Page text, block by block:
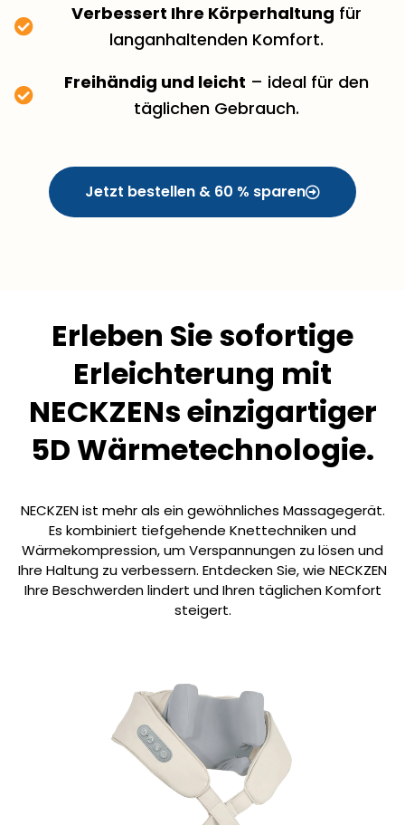
Verbessert Ihre Körperhaltung für
langanhaltenden Komfort.
Freihändig und leicht – ideal für den
täglichen Gebrauch.
Jetzt bestellen & 60 % sparen
Erleben Sie sofortige
Erleichterung mit
NECKZENs einzigartiger
5D Wärmetechnologie.
NECKZEN ist mehr als ein gewöhnliches Massagegerät.
Es kombiniert tiefgehende Knettechniken und
Wärmekompression, um Verspannungen zu lösen und
Ihre Haltung zu verbessern. Entdecken Sie, wie NECKZEN
Ihre Beschwerden lindert und Ihren täglichen Komfort
steigert.